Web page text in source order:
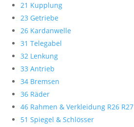
21 Kupplung
23 Getriebe
26 Kardanwelle
31 Telegabel
32 Lenkung
33 Antrieb
34 Bremsen
36 Räder
46 Rahmen & Verkleidung R26 R27
51 Spiegel & Schlösser